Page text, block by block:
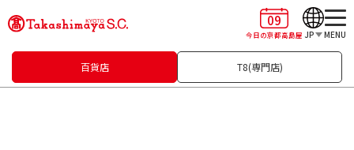
09
今日の京都高島屋 JP MENU
百貨店 T8(専門店)